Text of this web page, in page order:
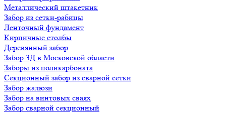
Металлический штакетник
Забор из сетки-рабицы
Ленточный фундамент
Кирпичные столбы
Деревянный забор
Забор 3Д в Московской области
Заборы из поликарбоната
Секционный забор из сварной сетки
Забор жалюзи
Забор на винтовых сваях
Забор сварной секционный